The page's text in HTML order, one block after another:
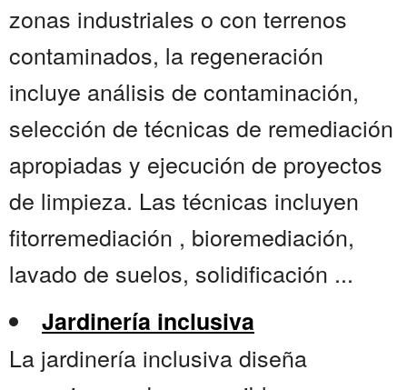
zonas industriales o con terrenos
contaminados, la regeneración
incluye análisis de contaminación,
selección de técnicas de remediación
apropiadas y ejecución de proyectos
de limpieza. Las técnicas incluyen
fitorremediación , bioremediación,
lavado de suelos, solidificación ...
Jardinería inclusiva
La jardinería inclusiva diseña